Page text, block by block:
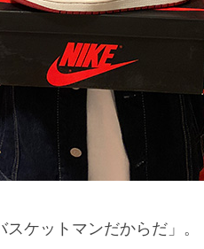
ケットマンだからだ」。